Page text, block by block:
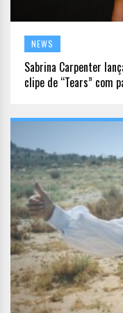
NEWS
Sabrina Carpenter
clipe de “Tears” com